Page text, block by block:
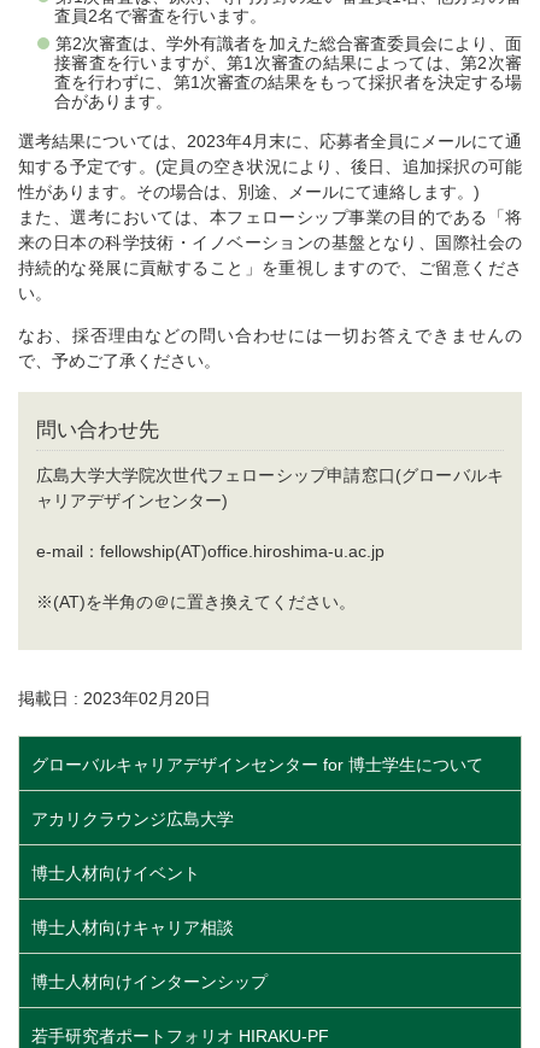
査員2名で審査を行います。
第2次審査は、学外有識者を加えた総合審査委員会により、面
接審査を行いますが、第1次審査の結果によっては、第2次審
査を行わずに、第1次審査の結果をもって採択者を決定する場
合があります。
選考結果については、2023年4月末に、応募者全員にメールにて通
知する予定です。(定員の空き状況により、後日、追加採択の可能
性があります。その場合は、別途、メールにて連絡します。)
また、選考においては、本フェローシップ事業の目的である「将
来の日本の科学技術・イノベーションの基盤となり、国際社会の
持続的な発展に貢献すること」を重視しますので、ご留意くださ
い。
なお、採否理由などの問い合わせには一切お答えできませんの
で、予めご了承ください。
問い合わせ先
広島大学大学院次世代フェローシップ申請窓口(グローバルキ
ャリアデザインセンター)
e-mail：fellowship(AT)office.hiroshima-u.ac.jp
※(AT)を半角の＠に置き換えてください。
掲載日 : 2023年02月20日
グローバルキャリアデザインセンター for 博士学生について
アカリクラウンジ広島大学
博士人材向けイベント
博士人材向けキャリア相談
博士人材向けインターンシップ
若手研究者ポートフォリオ HIRAKU-PF